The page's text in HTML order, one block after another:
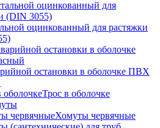
оцинкованный для растяжки
остановки в оболочке ПВХ
Трос в оболочке
Хомуты червячные